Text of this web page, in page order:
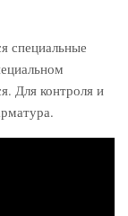
специальные
Для контроля и